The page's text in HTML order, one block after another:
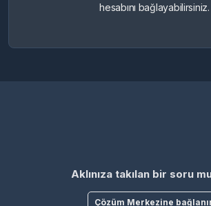
hesabını bağlayabilirsiniz.
Aklınıza takılan bir soru
Çözüm Merkezine